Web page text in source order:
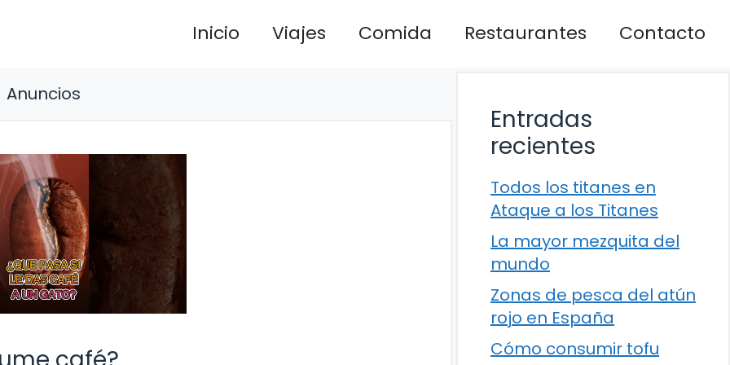
Inicio Viajes Comida Restaurantes Contacto
Anuncios
Entradas
recientes
Todos los titanes en
Ataque a los Titanes
La mayor mezquita del
mundo
Zonas de pesca del atún
rojo en España
Cómo consumir tofu